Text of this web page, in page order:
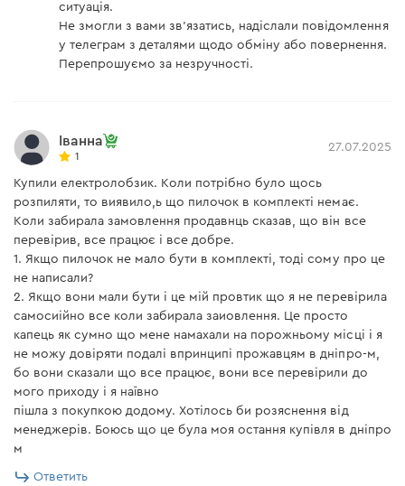
ситуація.
Не змогли з вами зв'язатись, надіслали повідомлення
у телеграм з деталями щодо обміну або повернення.
Перепрошуємо за незручності.
Іванна
1
27.07.2025
Купили електролобзик. Коли потрібно було щось
розпиляти, то виявило,ь що пилочок в комплекті немає.
Коли забирала замовлення продавнць сказав, що він все
перевірив, все працює і все добре.
1. Якщо пилочок не мало бути в комплекті, тоді сому про це
не написали?
2. Якщо вони мали бути і це мій провтик що я не перевірила
самосиійно все коли забирала заиовлення. Це просто
капець як сумно що мене намахали на порожньому місці і я
не можу довіряти подалі впринципі прожавцям в дніпро-м,
бо вони сказали що все працює, вони все перевірили до
мого приходу і я наївно
пішла з покупкою додому. Хотілось би розяснення від
менеджерів. Боюсь що це була моя остання купівля в дніпро
м
Ответить